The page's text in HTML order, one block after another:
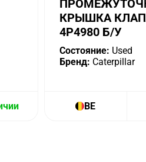
КРЫШКА
4P4980 Б/У
Состояние: Used
Бренд: Caterpillar
BE